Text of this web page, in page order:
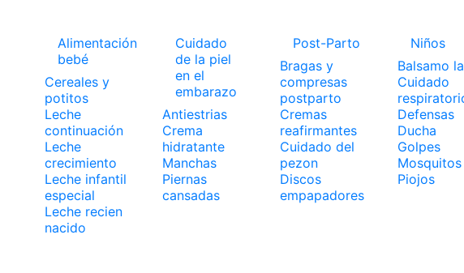
Alimentación
bebé
Cereales y
potitos
Leche
continuación
Leche
crecimiento
Leche infantil
especial
Leche recien
nacido
Cuidado
de la piel
en el
embarazo
Antiestrias
Crema
hidratante
Manchas
Piernas
cansadas
Post-Parto
Bragas y
compresas
postparto
Cremas
reafirmantes
Cuidado del
pezon
Discos
empapadores
Niños
Balsamo
Cuidado
Defensas
Ducha
Golpes
Mosquitos
Piojos